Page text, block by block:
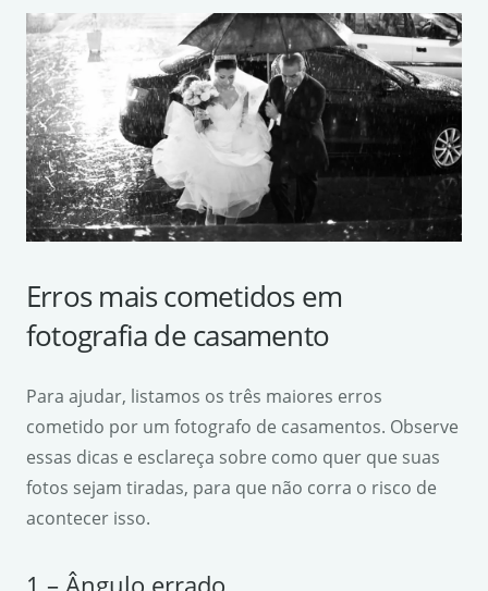
Erros mais cometidos em
fotografia de casamento
Para ajudar, listamos os três maiores erros
cometido por um fotografo de casamentos. Observe
essas dicas e esclareça sobre como quer que suas
fotos sejam tiradas, para que não corra o risco de
acontecer isso.
1 – Ângulo errado